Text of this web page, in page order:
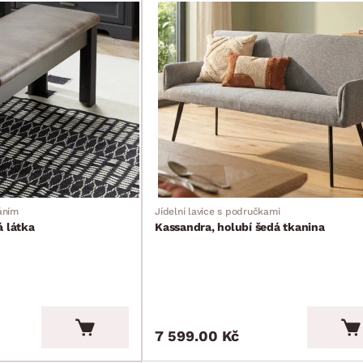
látka
Jídelní lavice s područkami
Kassandra, holubí šedá tkanina
7 599.00 Kč